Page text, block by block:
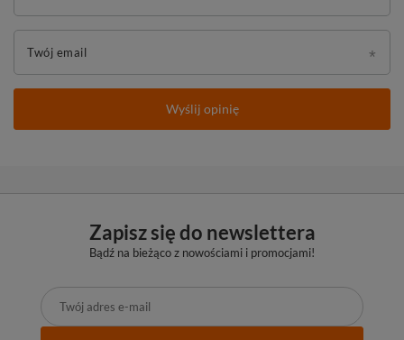
Twój email
Wyślij opinię
Zapisz się do newslettera
Bądź na bieżąco z nowościami i promocjami!